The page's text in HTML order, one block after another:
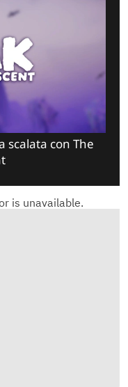
scalata con The